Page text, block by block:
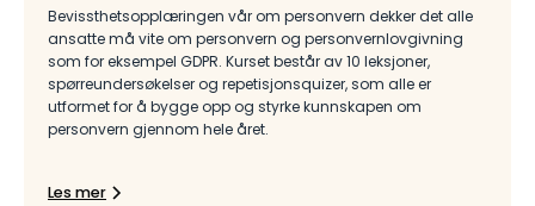
Bevissthetsopplæringen vår om personvern dekker det alle
ansatte må vite om personvern og personvernlovgivning
som for eksempel GDPR. Kurset består av 10 leksjoner,
spørreundersøkelser og repetisjonsquizer, som alle er
utformet for å bygge opp og styrke kunnskapen om
personvern gjennom hele året.
Les mer